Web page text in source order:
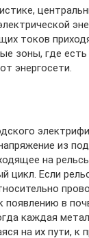
токов
зоны, где
энергосети.
из
на
цикл. Если
появлению в
каждая
на их пути, к